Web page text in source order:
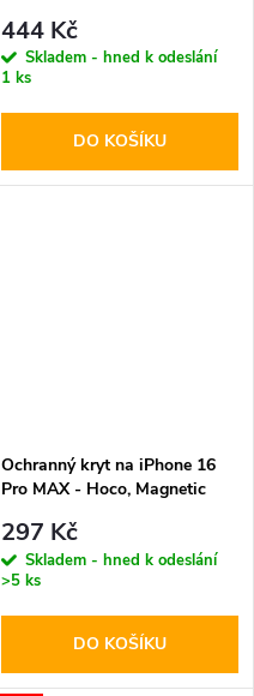
444 Kč
Skladem - hned k odeslání
1 ks
DO KOŠÍKU
Ochranný kryt na iPhone 16
Pro MAX - Hoco, Magnetic
297 Kč
Skladem - hned k odeslání
>5 ks
DO KOŠÍKU